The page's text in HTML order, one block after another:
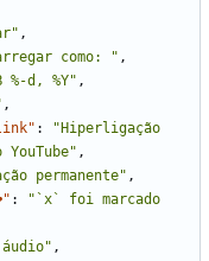
,
como: " ,
%-d, %Y" ,
,
:
"Hiperligação
,
permanente" ,
:
"`x` foi marcado
áudio" ,